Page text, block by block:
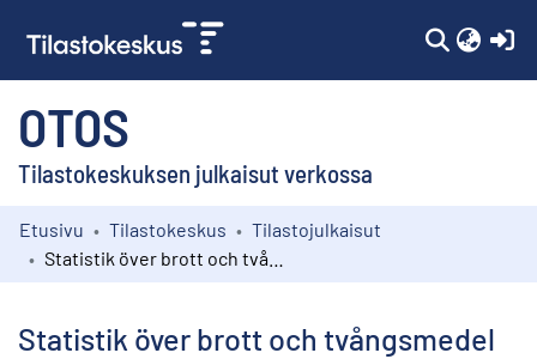
OTOS
Tilastokeskuksen julkaisut verkossa
Kokoelmat
Etusivu Tilastokeskus
Tilastojulkaisut
Statistik över brott och tvångsmedel